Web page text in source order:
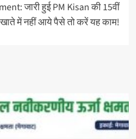
जारी हुई PM Kisan की 15वीं
में नहीं आये पैसे तो करें यह काम!